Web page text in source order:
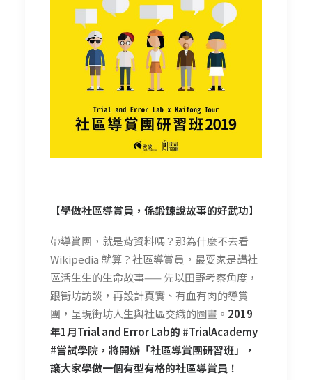
【學做社區導賞員，係鍛鍊說故事的好武功】
帶導賞團，就是背資料嗎？那為什麼不去看
Wikipedia 就算？社區導賞員，最耍家是講社
區活生生的生命故事—— 先以田野考察角度，
跟街坊訪談，再設計真實、有血有肉的導賞
團，呈現街坊人生與社區交織的圖畫。 2019
年1月Trial and Error Lab的 #TrialAcademy
#嘗試學院，將開辦「社區導賞團研習班」，
讓大家學做一個有型有格的社區導賞員！